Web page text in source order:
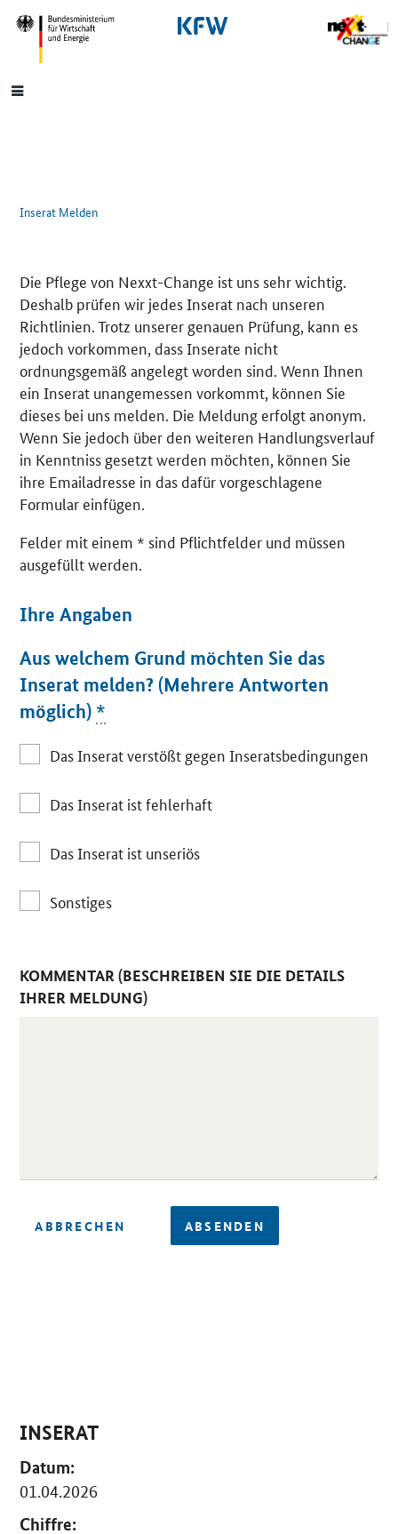
SrOnlyNavigation
Hauptmenü
Inserat Melden
Die Pflege von Nexxt-Change ist uns sehr wichtig.
Deshalb prüfen wir jedes Inserat nach unseren
Richtlinien. Trotz unserer genauen Prüfung, kann es
jedoch vorkommen, dass Inserate nicht
ordnungsgemäß angelegt worden sind. Wenn Ihnen
ein Inserat unangemessen vorkommt, können Sie
dieses bei uns melden. Die Meldung erfolgt anonym.
Wenn Sie jedoch über den weiteren Handlungsverlauf
in Kenntniss gesetzt werden möchten, können Sie
ihre Emailadresse in das dafür vorgeschlagene
Formular einfügen.
Felder mit einem * sind Pflichtfelder und müssen
ausgefüllt werden.
Ihre Angaben
Aus welchem Grund möchten Sie das
Inserat melden? (Mehrere Antworten
möglich) *
Das Inserat verstößt gegen Inseratsbedingungen
Das Inserat ist fehlerhaft
Das Inserat ist unseriös
Sonstiges
KOMMENTAR (BESCHREIBEN SIE DIE DETAILS
IHRER MELDUNG)
ABBRECHEN ABSENDEN
INSERAT
Datum:
01.04.2026
Chiffre: